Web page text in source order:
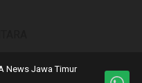
News Jawa Timur